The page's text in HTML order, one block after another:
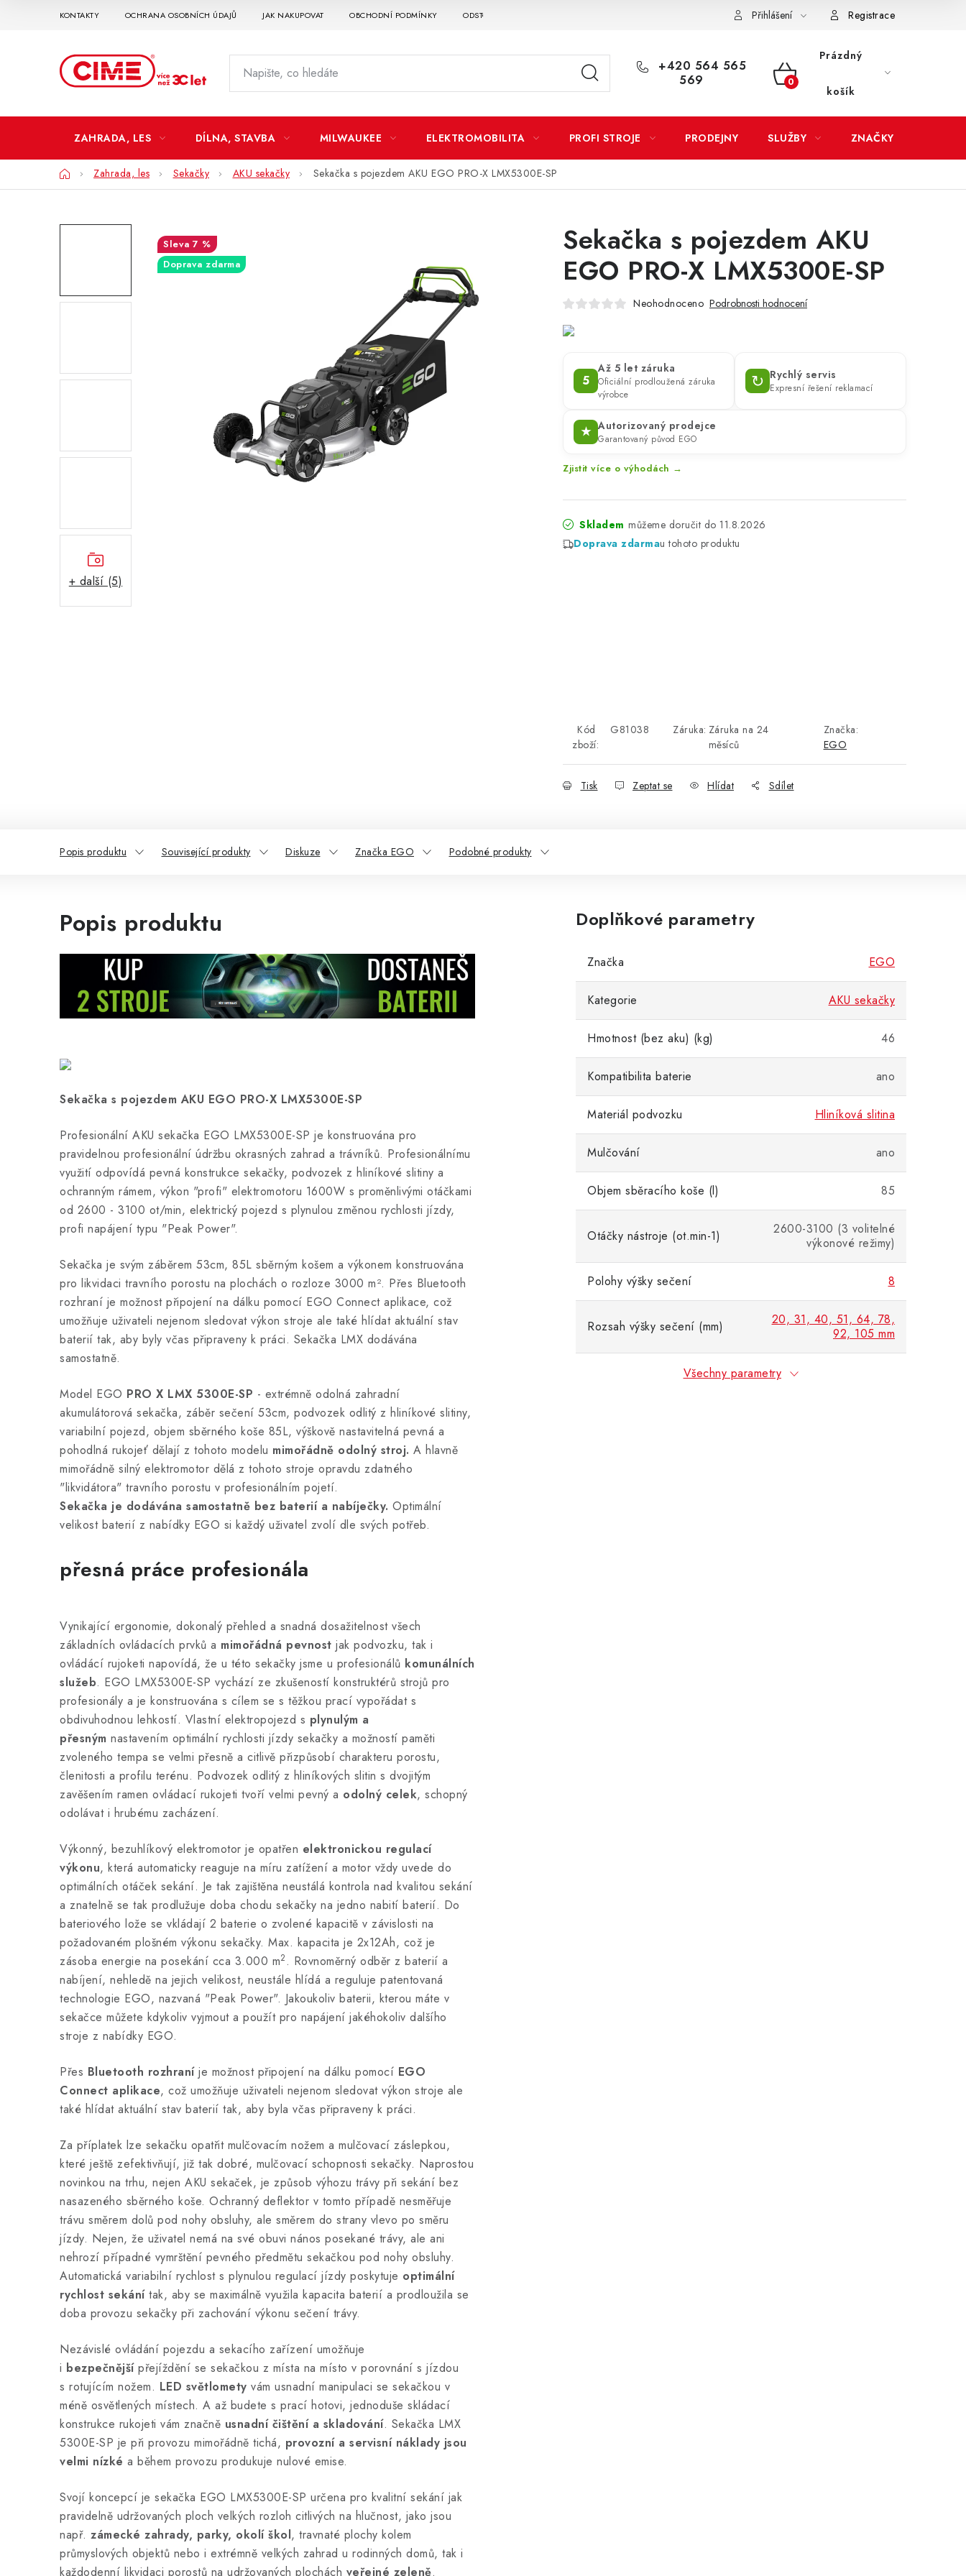
KONTAKTY OCHRANA OSOBNÍCH ÚDAJŮ JAK NAKUPOVAT OBCHODNÍ PODMÍNKY ODSTOUPENÍ OD SMLOUVY EXPEDICE ZBOŽÍ REKLAMACE ZAKOUPENÉHO ZBOŽÍ
Přihlášení Registrace
+420 564 565
569
NÁKUPNÍ
Prázdný
košík
ZAHRADA, LES DÍLNA, STAVBA MILWAUKEE ELEKTROMOBILITA PROFI STROJE PRODEJNY SLUŽBY ZNAČKY
DomůZahrada, les Sekačky AKU sekačky Sekačka s pojezdem AKU EGO PRO-X LMX5300E-SP
+ další (5)
Sekačka s pojezdem AKU
EGO PRO-X LMX5300E-SP
Neohodnoceno Podrobnosti hodnocení
5
Až 5 let záruka
Oficiální prodloužená záruka
výrobce
↻ Rychlý servis
Expresní řešení reklamací
★ Autorizovaný prodejce
Garantovaný původ EGO
Zjistit více o výhodách →
Skladem
11.8.2026
Doprava zdarmau tohoto produktu
Kód
zboží:
G81038 Záruka: Záruka na 24
měsíců
Značka:
EGO
Tisk Zeptat se Hlídat Sdílet
7 %
Doprava zdarma
Popis produktu Související produkty Diskuze Značka EGO Podobné produkty
Popis produktu
Sekačka s pojezdem AKU EGO PRO-X LMX5300E-SP
Profesionální AKU sekačka EGO LMX5300E-SP je konstruována pro
pravidelnou profesionální údržbu okrasných zahrad a trávníků. Profesionálnímu
využití odpovídá pevná konstrukce sekačky, podvozek z hliníkové slitiny a
ochranným rámem, výkon "profi" elektromotoru 1600W s proměnlivými otáčkami
od 2600 - 3100 ot/min, elektrický pojezd s plynulou změnou rychlosti jízdy,
profi napájení typu "Peak Power".
Sekačka je svým záběrem 53cm, 85L sběrným košem a výkonem konstruována
pro likvidaci travního porostu na plochách o rozloze 3000 m². Přes Bluetooth
rozhraní je možnost připojení na dálku pomocí EGO Connect aplikace, což
umožňuje uživateli nejenom sledovat výkon stroje ale také hlídat aktuální stav
baterií tak, aby byly včas připraveny k práci. Sekačka LMX dodávána
samostatně.
Model EGO PRO X LMX 5300E-SP - extrémně odolná zahradní
akumulátorová sekačka, záběr sečení 53cm, podvozek odlitý z hliníkové slitiny,
variabilní pojezd, objem sběrného koše 85L, výškově nastavitelná pevná a
pohodlná rukojeť dělají z tohoto modelu mimořádně odolný stroj. A hlavně
mimořádně silný elektromotor dělá z tohoto stroje opravdu zdatného
"likvidátora" travního porostu v profesionálním pojetí.
Sekačka je dodávána samostatně bez baterií a nabíječky. Optimální
velikost baterií z nabídky EGO si každý uživatel zvolí dle svých potřeb.
přesná práce profesionála
Vynikající ergonomie, dokonalý přehled a snadná dosažitelnost všech
základních ovládacích prvků a mimořádná pevnost jak podvozku, tak i
ovládácí rujoketi napovídá, že u této sekačky jsme u profesionálů komunálních
služeb. EGO LMX5300E-SP vychází ze zkušeností konstruktérů strojů pro
profesionály a je konstruována s cílem se s těžkou prací vypořádat s
obdivuhodnou lehkostí. Vlastní elektropojezd s plynulým a
přesným nastavením optimální rychlosti jízdy sekačky a možností paměti
zvoleného tempa se velmi přesně a citlivě přizpůsobí charakteru porostu,
členitosti a profilu terénu. Podvozek odlitý z hliníkových slitin s dvojitým
zavěšením ramen ovládací rukojeti tvoří velmi pevný a odolný celek, schopný
odolávat i hrubému zacházení.
Výkonný, bezuhlíkový elektromotor je opatřen elektronickou regulací
výkonu, která automaticky reaguje na míru zatížení a motor vždy uvede do
optimálních otáček sekání. Je tak zajištěna neustálá kontrola nad kvalitou sekání
a znatelně se tak prodlužuje doba chodu sekačky na jedno nabití baterií. Do
bateriového lože se vkládají 2 baterie o zvolené kapacitě v závislosti na
požadovaném plošném výkonu sekačky. Max. kapacita je 2x12Ah, což je
zásoba energie na posekání cca 3.000 m2 . Rovnoměrný odběr z baterií a
nabíjení, nehledě na jejich velikost, neustále hlídá a reguluje patentovaná
technologie EGO, nazvaná "Peak Power". Jakoukoliv baterii, kterou máte v
sekačce můžete kdykoliv vyjmout a použít pro napájení jakéhokoliv dalšího
stroje z nabídky EGO.
Přes Bluetooth rozhraní je možnost připojení na dálku pomocí EGO
Connect aplikace, což umožňuje uživateli nejenom sledovat výkon stroje ale
také hlídat aktuální stav baterií tak, aby byla včas připraveny k práci.
Za příplatek lze sekačku opatřit mulčovacím nožem a mulčovací záslepkou,
které ještě zefektivňují, již tak dobré, mulčovací schopnosti sekačky. Naprostou
novinkou na trhu, nejen AKU sekaček, je způsob výhozu trávy při sekání bez
nasazeného sběrného koše. Ochranný deflektor v tomto případě nesměřuje
trávu směrem dolů pod nohy obsluhy, ale směrem do strany vlevo po směru
jízdy. Nejen, že uživatel nemá na své obuvi nános posekané trávy, ale ani
nehrozí případné vymrštění pevného předmětu sekačkou pod nohy obsluhy.
Automatická variabilní rychlost s plynulou regulací jízdy poskytuje optimální
rychlost sekání tak, aby se maximálně využila kapacita baterií a prodloužila se
doba provozu sekačky při zachování výkonu sečení trávy.
Nezávislé ovládání pojezdu a sekacího zařízení umožňuje
i bezpečnější přejíždění se sekačkou z místa na místo v porovnání s jízdou
s rotujícím nožem. LED světlomety vám usnadní manipulaci se sekačkou v
méně osvětlených místech. A až budete s prací hotovi, jednoduše skládací
konstrukce rukojeti vám značně usnadní čištění a skladování. Sekačka LMX
5300E-SP je při provozu mimořádně tichá, provozní a servisní náklady jsou
velmi nízké a během provozu produkuje nulové emise.
Svojí koncepcí je sekačka EGO LMX5300E-SP určena pro kvalitní sekání jak
pravidelně udržovaných ploch velkých rozloh citlivých na hlučnost, jako jsou
např. zámecké zahrady, parky, okolí škol, travnaté plochy kolem
průmyslových objektů nebo i extrémně velkých zahrad u rodinných domů, tak i
každodenní likvidaci porostů na udržovaných plochách veřejné zeleně.
Doplňkové parametry
Značka EGO
Kategorie AKU sekačky
Hmotnost (bez aku) (kg) 46
Kompatibilita baterie ano
Materiál podvozku Hliníková slitina
Mulčování ano
Objem sběracího koše (l) 85
Otáčky nástroje (ot.min-1)
2600-3100 (3 volitelné
výkonové režimy)
Polohy výšky sečení 8
Rozsah výšky sečení (mm)
20, 31, 40, 51, 64, 78,
92, 105 mm
Všechny parametry